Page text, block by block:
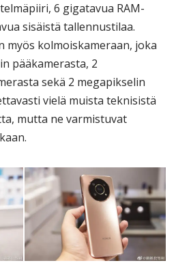
6 gigatavua RAM-
sisäistä tallennustilaa.
myös kolmoiskameraan, joka
pääkamerasta, 2
sekä 2 megapikselin
vielä muista teknisistä
mutta ne varmistuvat